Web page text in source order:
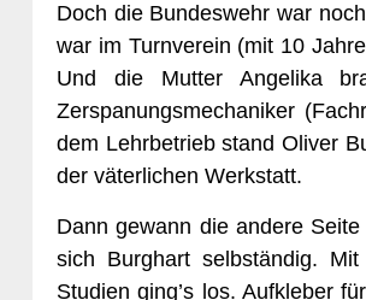
Doch die Bundeswehr war
war im Turnverein (mit 10
Und die Mutter Angelika
Zerspanungsmechaniker
dem Lehrbetrieb stand Oliver
der väterlichen Werkstatt.
Dann gewann die andere
sich Burghart selbständig.
Studien ging’s los. Aufkleber